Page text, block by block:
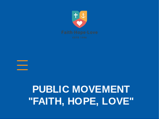
PUBLIC MOVEMENT
"FAITH, HOPE, LOVE"